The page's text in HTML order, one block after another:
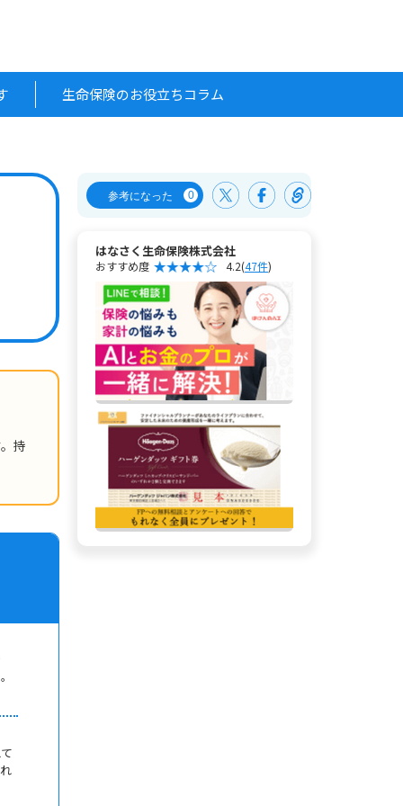
生命保険のお役立ちコラム
持
参考になった 0
はなさく生命保険株式会社
おすすめ度 4.2(47件)